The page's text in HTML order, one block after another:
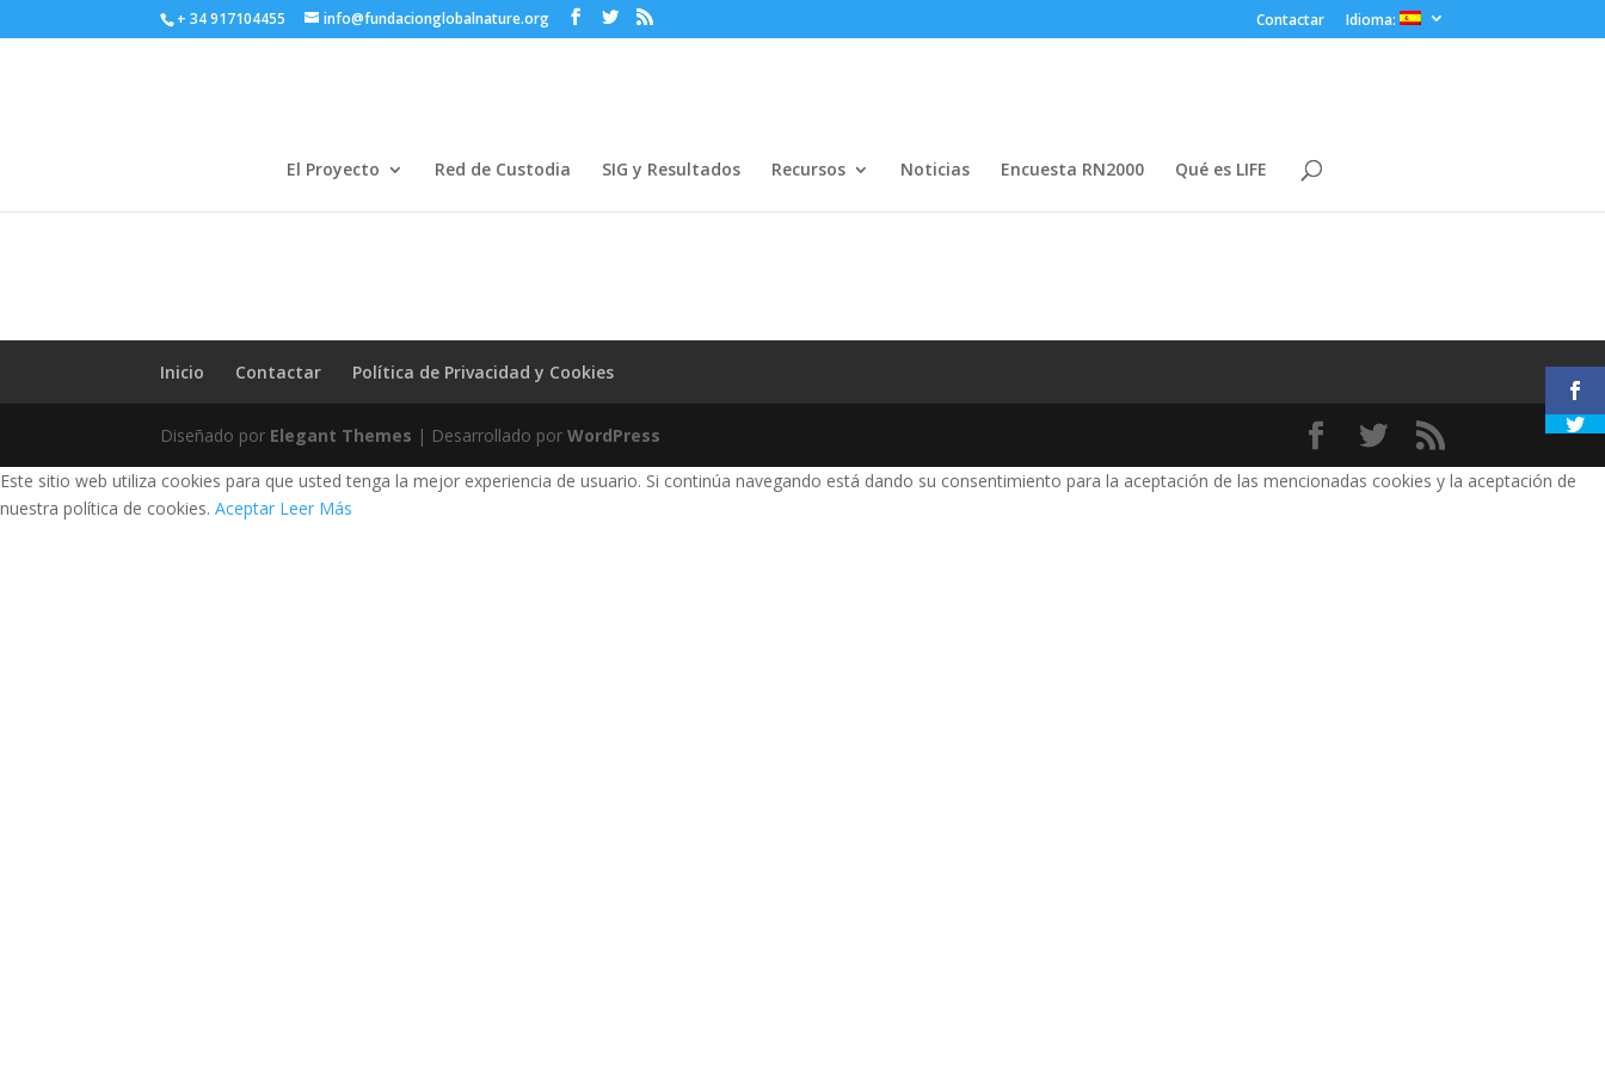
+ 34 917104455 info@fundacionglobalnature.org Contactar Idioma:
El Proyecto Red de Custodia SIG y Resultados Recursos Noticias Encuesta RN2000 Qué es LIFE
Inicio Contactar Política de Privacidad y Cookies
Diseñado por Elegant Themes | Desarrollado porWordPress
Este sitio web utiliza cookies para que usted tenga la mejor experiencia de usuario. Si continúa navegando está dando su consentimiento para la aceptación de las mencionadas cookies y la aceptación de
nuestra política de cookies. Aceptar Leer Más